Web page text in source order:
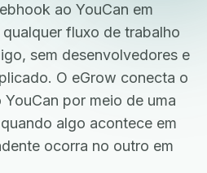
ao YouCan em
fluxo de trabalho
sem desenvolvedores e
O eGrow conecta o
por meio de uma
algo acontece em
ocorra no outro em